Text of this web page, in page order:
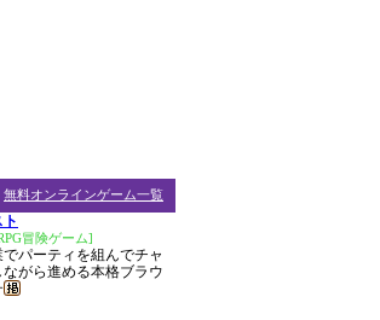
無料オンラインゲーム一覧
冒険ゲーム]
パーティを組んでチャ
ながら進める本格ブラウ